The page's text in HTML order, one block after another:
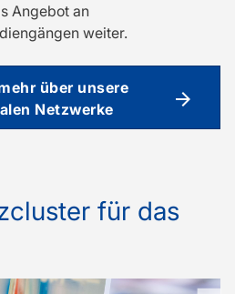
Angebot an
weiter.
über unsere
Netzwerke
für das